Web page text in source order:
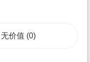
无价值 (0)